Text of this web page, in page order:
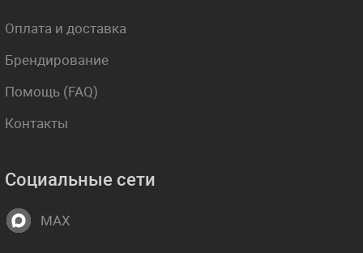
Оплата и доставка
Брендирование
Помощь (FAQ)
Контакты
Социальные сети
MAX